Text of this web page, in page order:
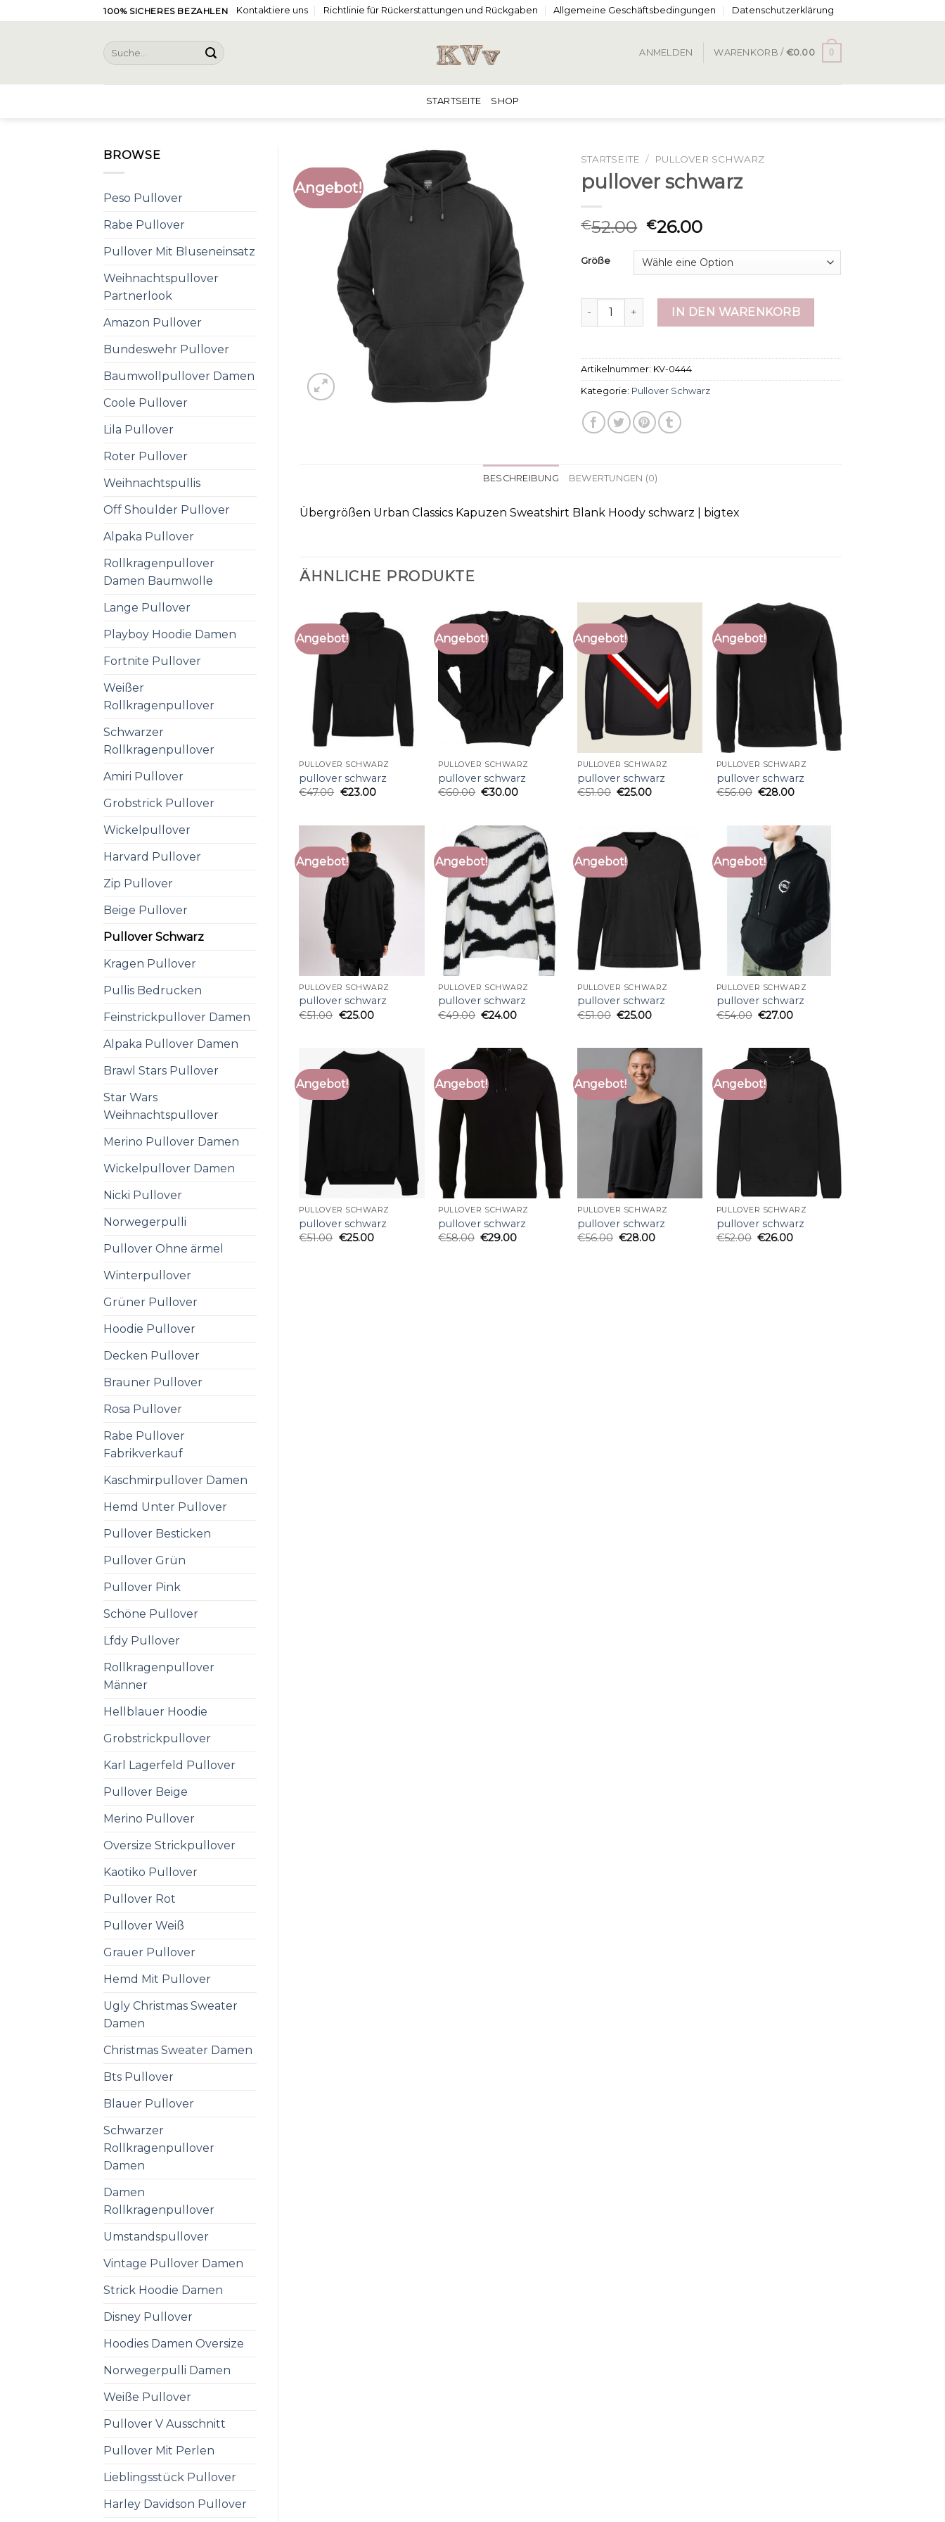
to
100% SICHERES BEZAHLEN Kontaktiere uns Richtlinie für Rückerstattungen und Rückgaben Allgemeine Geschäftsbedingungen Datenschutzerklärung
Suche
nach:
ANMELDEN WARENKORB / €0.00 0
STARTSEITE SHOP
BROWSE
Peso Pullover
Rabe Pullover
Pullover Mit Bluseneinsatz
Weihnachtspullover
Partnerlook
Amazon Pullover
Bundeswehr Pullover
Baumwollpullover Damen
Coole Pullover
Lila Pullover
Roter Pullover
Weihnachtspullis
Off Shoulder Pullover
Alpaka Pullover
Rollkragenpullover
Damen Baumwolle
Lange Pullover
Playboy Hoodie Damen
Fortnite Pullover
Weißer
Rollkragenpullover
Schwarzer
Rollkragenpullover
Amiri Pullover
Grobstrick Pullover
Wickelpullover
Harvard Pullover
Zip Pullover
Beige Pullover
Pullover Schwarz
Kragen Pullover
Pullis Bedrucken
Feinstrickpullover Damen
Alpaka Pullover Damen
Brawl Stars Pullover
Star Wars
Weihnachtspullover
Merino Pullover Damen
Wickelpullover Damen
Nicki Pullover
Norwegerpulli
Pullover Ohne ärmel
Winterpullover
Grüner Pullover
Hoodie Pullover
Decken Pullover
Brauner Pullover
Rosa Pullover
Rabe Pullover
Fabrikverkauf
Kaschmirpullover Damen
Hemd Unter Pullover
Pullover Besticken
Pullover Grün
Pullover Pink
Schöne Pullover
Lfdy Pullover
Rollkragenpullover
Männer
Hellblauer Hoodie
Grobstrickpullover
Karl Lagerfeld Pullover
Pullover Beige
Merino Pullover
Oversize Strickpullover
Kaotiko Pullover
Pullover Rot
Pullover Weiß
Grauer Pullover
Hemd Mit Pullover
Ugly Christmas Sweater
Damen
Christmas Sweater Damen
Bts Pullover
Blauer Pullover
Schwarzer
Rollkragenpullover
Damen
Damen
Rollkragenpullover
Umstandspullover
Vintage Pullover Damen
Strick Hoodie Damen
Disney Pullover
Hoodies Damen Oversize
Norwegerpulli Damen
Weiße Pullover
Pullover V Ausschnitt
Pullover Mit Perlen
Lieblingsstück Pullover
Harley Davidson Pullover
Angebot!
STARTSEITE / PULLOVER SCHWARZ
pullover schwarz
€52.00 €26.00
Größe
pullover schwarz MengeIN DEN WARENKORB
Artikelnummer: KV-0444
Kategorie: Pullover Schwarz
BESCHREIBUNG BEWERTUNGEN (0)
Übergrößen Urban Classics Kapuzen Sweatshirt Blank Hoody schwarz | bigtex
ÄHNLICHE PRODUKTE
Angebot!
PULLOVER SCHWARZ
pullover schwarz
€47.00 €23.00
Angebot!
PULLOVER SCHWARZ
pullover schwarz
€60.00 €30.00
Angebot!
PULLOVER SCHWARZ
pullover schwarz
€51.00 €25.00
Angebot!
PULLOVER SCHWARZ
pullover schwarz
€56.00 €28.00
Angebot!
PULLOVER SCHWARZ
pullover schwarz
€51.00 €25.00
Angebot!
PULLOVER SCHWARZ
pullover schwarz
€49.00 €24.00
Angebot!
PULLOVER SCHWARZ
pullover schwarz
€51.00 €25.00
Angebot!
PULLOVER SCHWARZ
pullover schwarz
€54.00 €27.00
Angebot!
PULLOVER SCHWARZ
pullover schwarz
€51.00 €25.00
Angebot!
PULLOVER SCHWARZ
pullover schwarz
€58.00 €29.00
Angebot!
PULLOVER SCHWARZ
pullover schwarz
€56.00 €28.00
Angebot!
PULLOVER SCHWARZ
pullover schwarz
€52.00 €26.00